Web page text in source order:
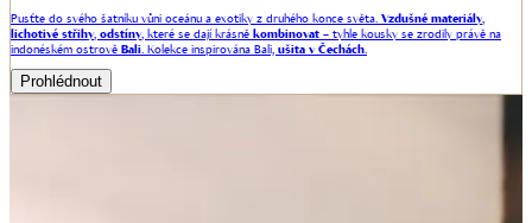
Pusťte do svého šatníku vůni oceánu a exotiky z druhého konce světa. Vzdušné materiály,
lichotivé střihy, odstíny, které se dajíkrásně kombinovat – tyhle kousky se zrodily právě na
indonéském ostrově Bali. Kolekce inspirována Bali, ušita v Čechách.
Prohlédnout